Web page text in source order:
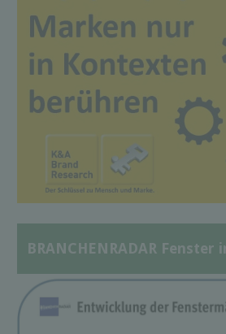
BRANCHENRADAR Fenster